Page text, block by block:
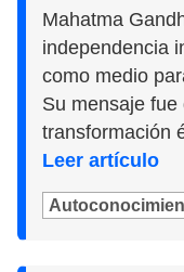
Mahatma
independencia
como medio
Su mensaje
transformación
Leer artículo